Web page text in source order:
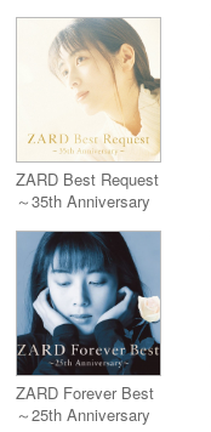
CD2)＞
ZARD Best Request
～35th Anniversary
(3CD（Blu-spec
CD2)+メモリアルア
クリルフォトブロッ
ク)
ZARD Forever Best
～25th Anniversary